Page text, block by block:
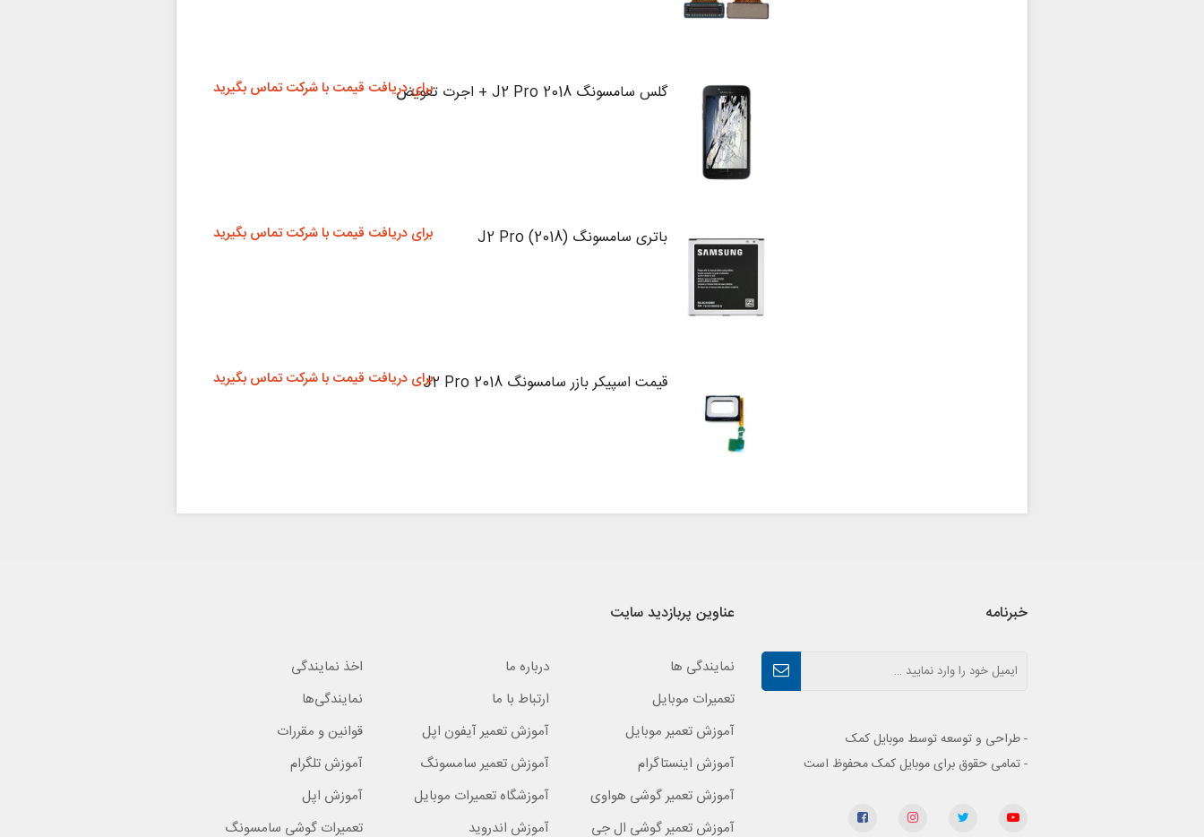
گلس سامسونگ J2 Pro 2018 + اجرت تعویض برای دریافت قیمت با شرکت تماس بگیرید
باتری سامسونگ (J2 Pro (2018 برای دریافت قیمت با شرکت تماس بگیرید
قیمت اسپیکر بازر سامسونگ J2 Pro 2018 برای دریافت قیمت با شرکت تماس بگیرید
خبرنامه
- طراحی و توسعه توسط موبایل کمک
- تمامی حقوق برای موبایل کمک محفوظ است
عناوین پربازدید سایت
نمایندگی ها درباره ما
اخذ نمایندگی
تعمیرات موبایل
ارتباط با ما
نمایندگی‌ها
آموزش تعمیر موبایل
آموزش تعمیر آیفون اپل
قوانین و مقررات
آموزش اینستاگرام
آموزش تعمیر سامسونگ
آموزش تلگرام
آموزش تعمیر گوشی هواوی
آموزشگاه تعمیرات موبایل
آموزش اپل
آموزش تعمیر گوشی ال جی
آموزش اندروید تعمیرات گوشی سامسونگ